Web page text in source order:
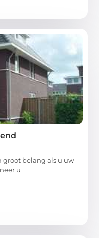
groot belang als u uw
u